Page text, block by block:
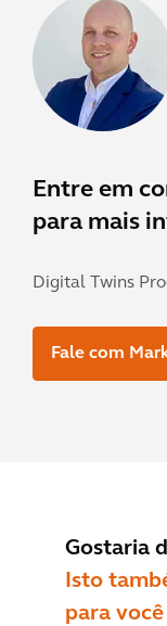
Entre em
para mais
Digital Twins
Fale com
Gostaria
Isto
para você